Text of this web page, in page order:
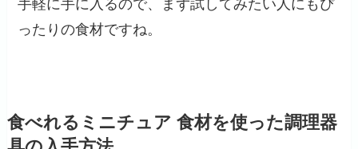
手軽に手に入るので、まず試してみたい人にもぴ
ったりの食材ですね。
食べれるミニチュア 食材を使った調理器